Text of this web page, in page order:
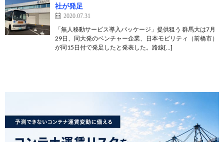
社が発足
2020.07.31
「無人移動サービス導入パッケージ」提供狙う 群馬大は7月
29日、同大発のベンチャー企業、日本モビリティ（前橋市）
が同15日付で発足したと発表した。路線[…]